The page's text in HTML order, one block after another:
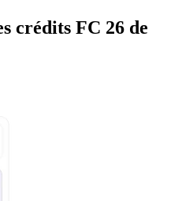
crédits FC 26 de